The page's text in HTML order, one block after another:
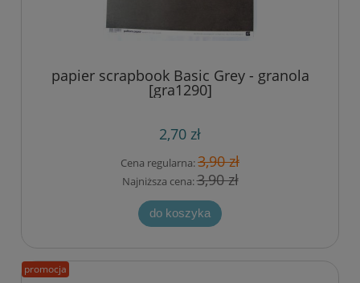
papier scrapbook Basic Grey - granola
[gra1290]
2,70 zł
Cena regularna:3,90 zł
Najniższa cena:3,90 zł
do koszyka
promocja